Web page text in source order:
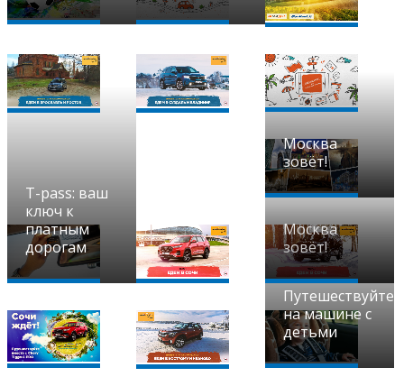
Москва
зовёт!
T-pass: ваш
ключ к
платным
дорогам
Москва
зовёт!
Путешествуйте
на машине с
детьми